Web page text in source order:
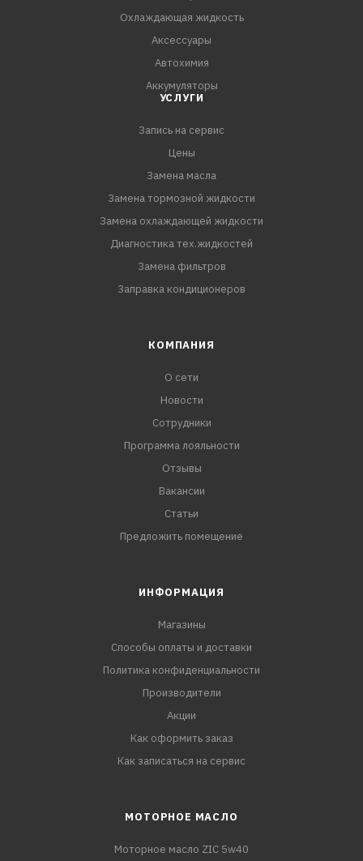
Охлаждающая жидкость
Аксессуары
Автохимия
Аккумуляторы
УСЛУГИ
Запись на сервис
Цены
Замена масла
Замена тормозной жидкости
Замена охлаждающей жидкости
Диагностика тех.жидкостей
Замена фильтров
Заправка кондиционеров
КОМПАНИЯ
О сети
Новости
Сотрудники
Программа лояльности
Отзывы
Вакансии
Статьи
Предложить помещение
ИНФОРМАЦИЯ
Магазины
Способы оплаты и доставки
Политика конфиденциальности
Производители
Акции
Как оформить заказ
Как записаться на сервис
МОТОРНОЕ МАСЛО
Моторное масло ZIC 5w40